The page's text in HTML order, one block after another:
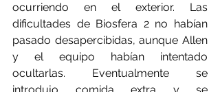
ocurriendo en el exterior. Las
dificultades de Biosfera 2 no habían
pasado desapercibidas, aunque Allen
y el equipo habían intentado
ocultarlas. Eventualmente se